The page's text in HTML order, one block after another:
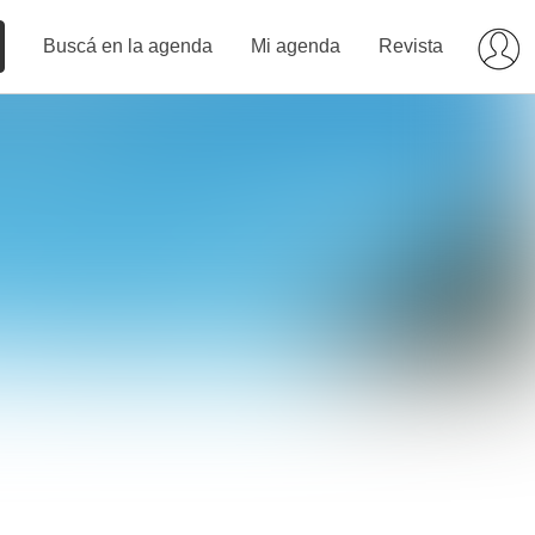
Buscá en la agenda Mi agenda Revista